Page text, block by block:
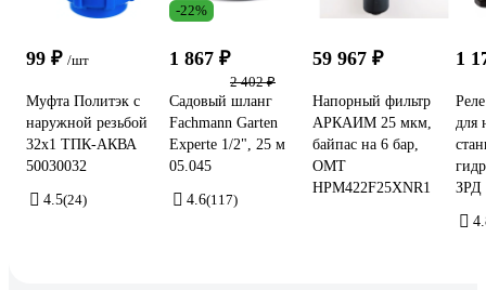
99 ₽ /шт
Муфта Политэк с
наружной резьбой
32х1 ТПК-АКВА
50030032
4.5(24)
-22%
1 867 ₽
2 402 ₽
Садовый шланг
Fachmann Garten
Experte 1/2", 25 м
05.045
4.6(117)
59 967 ₽
Напорный фильтр
АРКАИМ 25 мкм,
байпас на 6 бар,
ОМТ
HPM422F25XNR1
1
для
ЗРД